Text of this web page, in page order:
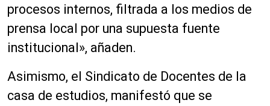
procesos internos, filtrada a los medios de
prensa local por una supuesta fuente
institucional», añaden.
Asimismo, el Sindicato de Docentes de la
casa de estudios, manifestó que se